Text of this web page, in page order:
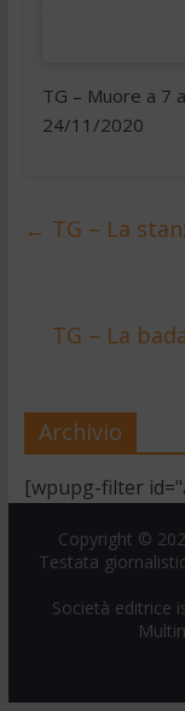
TG – Muore a 7
24/11/2020
← TG – La
TG – La
Archivio
[wpupg-filter
Copyright ©
Testata
Società editrice